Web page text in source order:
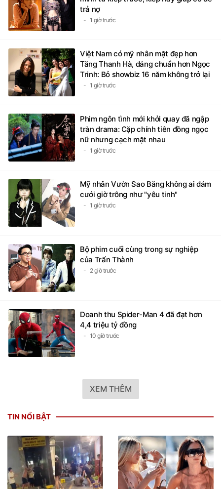
trả nợ
1 giờ trước
Việt Nam có mỹ nhân mặt đẹp hơn
Tăng Thanh Hà, dáng chuẩn hơn Ngọc
Trinh: Bỏ showbiz 16 năm không trở lại
1 giờ trước
Phim ngôn tình mới khởi quay đã ngập
tràn drama: Cặp chính tiên đồng ngọc
nữ nhưng cạch mặt nhau
1 giờ trước
Mỹ nhân Vườn Sao Băng không ai dám
cưới giờ trông như "yêu tinh"
1 giờ trước
Bộ phim cuối cùng trong sự nghiệp
của Trấn Thành
2 giờ trước
Doanh thu Spider-Man 4 đã đạt hơn
4,4 triệu tỷ đồng
10 giờ trước
XEM THÊM
TIN NỔI BẬT